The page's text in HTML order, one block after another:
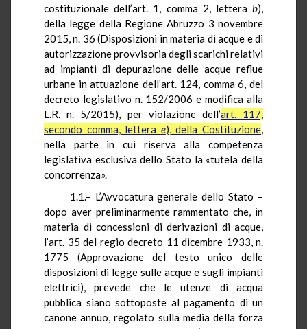
costituzionale dell’art. 1, comma 2, lettera b),
della legge della Regione Abruzzo 3 novembre
2015, n. 36(Disposizioni in materia di acque e di
autorizzazione provvisoria degli scarichi relativi
ad impianti di depurazione delle acque reflue
urbane in attuazione dell’art. 124, comma 6, del
decreto legislativo n. 152/2006 e modifica alla
L.R. n. 5/2015), per violazione dell’art. 117,
secondo comma, lettera e), della Costituzione,
nella parte in cui riserva alla competenza
legislativa esclusiva dello Stato la «tutela della
concorrenza».
1.1.– L’Avvocatura generale dello Stato –
dopo aver preliminarmente rammentato che, in
materia di concessioni di derivazioni di acque,
l’art. 35 del regio decreto 11 dicembre 1933, n.
1775 (Approvazione del testo unico delle
disposizioni di legge sulle acque e sugli impianti
elettrici), prevede che le utenze di acqua
pubblica siano sottoposte al pagamento di un
canone annuo, regolato sulla media della forza